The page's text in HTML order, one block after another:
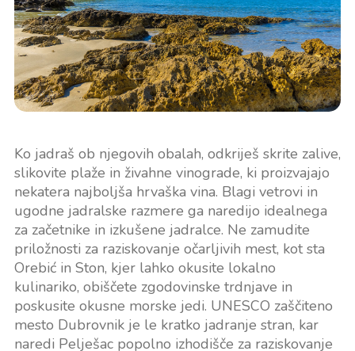
Ko jadraš ob njegovih obalah, odkriješ skrite zalive,
slikovite plaže in živahne vinograde, ki proizvajajo
nekatera najboljša hrvaška vina. Blagi vetrovi in
ugodne jadralske razmere ga naredijo idealnega
za začetnike in izkušene jadralce. Ne zamudite
priložnosti za raziskovanje očarljivih mest, kot sta
Orebić in Ston, kjer lahko okusite lokalno
kulinariko, obiščete zgodovinske trdnjave in
poskusite okusne morske jedi. UNESCO zaščiteno
mesto Dubrovnik je le kratko jadranje stran, kar
naredi Pelješac popolno izhodišče za raziskovanje